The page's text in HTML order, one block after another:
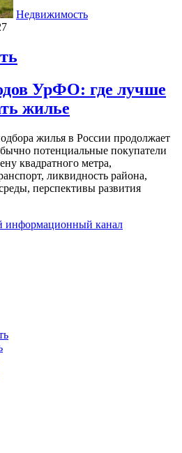
Недвижимость
УрФО: где лучше
жилье
жилья в России продолжает
потенциальные покупатели
квадратного метра,
ликвидность района,
перспективы развития
информационный канал